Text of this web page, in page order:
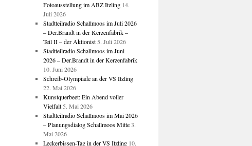
Fotoausstellung im ABZ Itzling 14.
Juli 2026
Stadtteilradio Schallmoos im Juli 2026
– Der.Brandt in der Kerzenfabrik –
Teil II – der Aktionist 5. Juli 2026
Stadtteilradio Schallmoos im Juni
2026 – Der.Brandt in der Kerzenfabrik
10. Juni 2026
Schreib-Olympiade an der VS Itzling
22. Mai 2026
Kunstquerbeet: Ein Abend voller
Vielfalt 5. Mai 2026
Stadtteilradio Schallmoos im Mai 2026
– Planungsdialog Schallmoos Mitte 3.
Mai 2026
Leckerbissen-Tag in der VS Itzling 10.